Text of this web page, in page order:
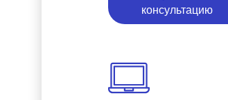
консультацию